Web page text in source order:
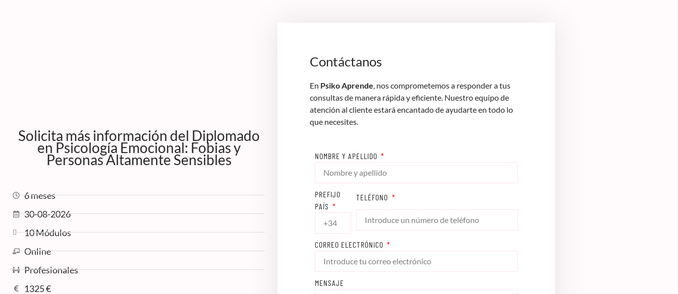
Solicita más información del Diplomado
en Psicología Emocional: Fobias y
Personas Altamente Sensibles
6 meses
30-08-2026
10 Módulos
Online
Profesionales
1325 €
Contáctanos
En Psiko Aprende, nos comprometemos a responder a tus
consultas de manera rápida y eficiente. Nuestro equipo de
atención al cliente estará encantado de ayudarte en todo lo
que necesites.
NOMBRE Y APELLIDO
PREFIJO
PAÍS
TELÉFONO
CORREO ELECTRÓNICO
MENSAJE